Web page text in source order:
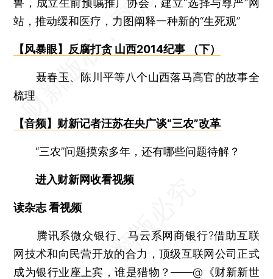
鲁，成立生前预嘱推广协会，建立“选择与尊严”网
站，推动缓和医疗，力图阐释一种新的“生死观”
【风暴眼】反腐打贪 山西2014纪事 （下）
聂春玉、陈川平等八个山西落马高官的故事全
梳理
【音频】财新记者汪苏在央广谈“三农”改革
“三农”问题摸索多年，还有哪些问题待解？
进入财新网收看视频
读杂志 看视频
腾讯系微众银行、马云系网商银行?借助互联
网技术和向民营开放的合力，顶级互联网公司正式
成为银行业座上宾，谁是猎物？——@《财新新世